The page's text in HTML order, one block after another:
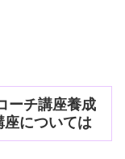
ーチ講座養成
については